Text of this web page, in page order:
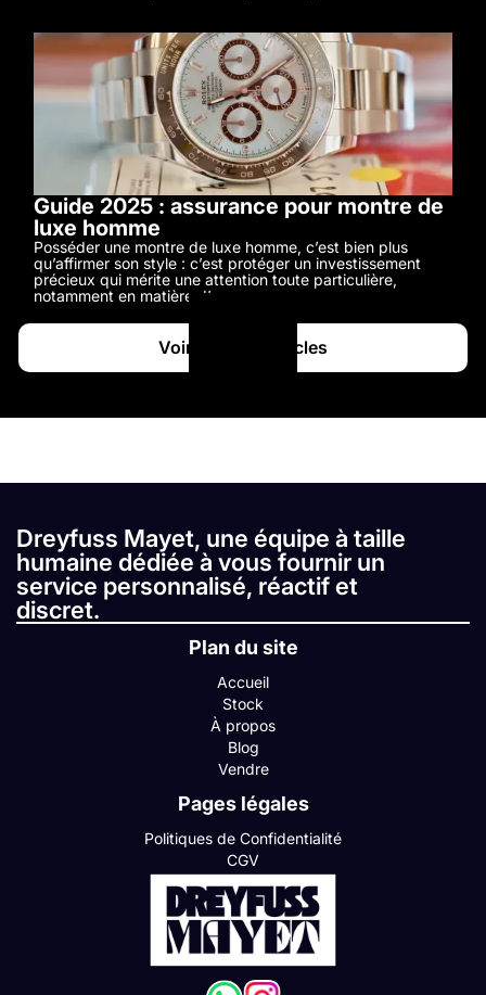
Guide 2025 : assurance pour montre de
luxe homme
Posséder une montre de luxe homme, c’est bien plus
qu’affirmer son style : c’est protéger un investissement
précieux qui mérite une attention toute particulière,
notamment en matière d’assurance.
Voir tous les articles
Dreyfuss Mayet, une équipe à taille
humaine dédiée à vous fournir un
service personnalisé, réactif et
discret.
Plan du site
Accueil
Stock
À propos
Blog
Vendre
Pages légales
Politiques de Confidentialité
CGV